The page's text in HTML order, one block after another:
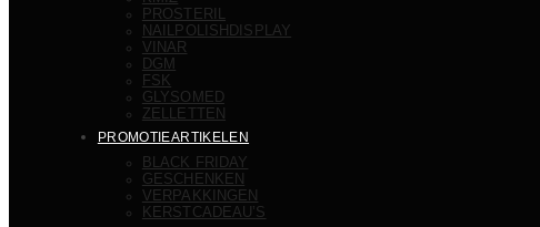
PROSTERIL
NAILPOLISHDISPLAY
VINAR
DGM
FSK
GLYSOMED
ZELLETTEN
PROMOTIEARTIKELEN
BLACK FRIDAY
GESCHENKEN
VERPAKKINGEN
KERSTCADEAU’S